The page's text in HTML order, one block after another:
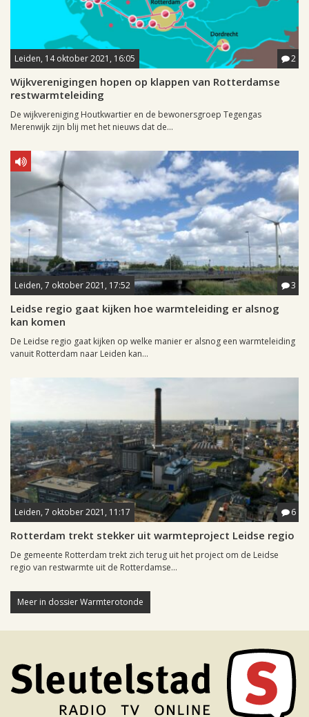
Leiden, 14 oktober 2021, 16:05 2
Wijkverenigingen hopen op klappen van Rotterdamse
restwarmteleiding
De wijkvereniging Houtkwartier en de bewonersgroep Tegengas
Merenwijk zijn blij met het nieuws dat de...
Leiden, 7 oktober 2021, 17:52 3
Leidse regio gaat kijken hoe warmteleiding er alsnog
kan komen
De Leidse regio gaat kijken op welke manier er alsnog een warmteleiding
vanuit Rotterdam naar Leiden kan...
Leiden, 7 oktober 2021, 11:17 6
Rotterdam trekt stekker uit warmteproject Leidse regio
De gemeente Rotterdam trekt zich terug uit het project om de Leidse
regio van restwarmte uit de Rotterdamse...
Meer in dossier Warmterotonde